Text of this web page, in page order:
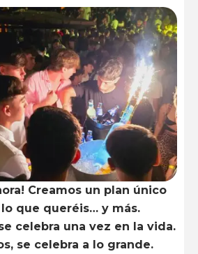
Creamos un plan único
que queréis… y más.
celebra una vez en la vida.
se celebra a lo grande.